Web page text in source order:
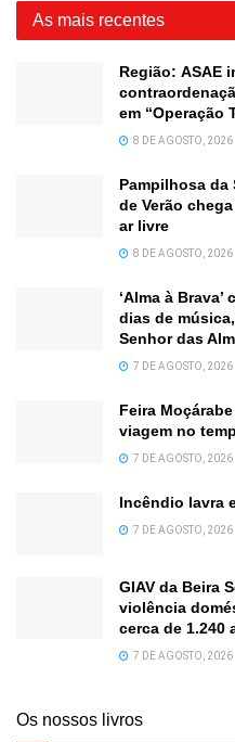
As mais recentes
Região: ASAE
em “Operação
8 DE AGOSTO, 2026
Pampilhosa da
de Verão
ar livre
8 DE AGOSTO, 2026
‘Alma à
dias de
Senhor das
7 DE AGOSTO, 2026
Feira
viagem no
7 DE AGOSTO, 2026
Incêndio lavra
7 DE AGOSTO, 2026
GIAV da Beira
violência
cerca de 1.240
7 DE AGOSTO, 2026
Os nossos livros